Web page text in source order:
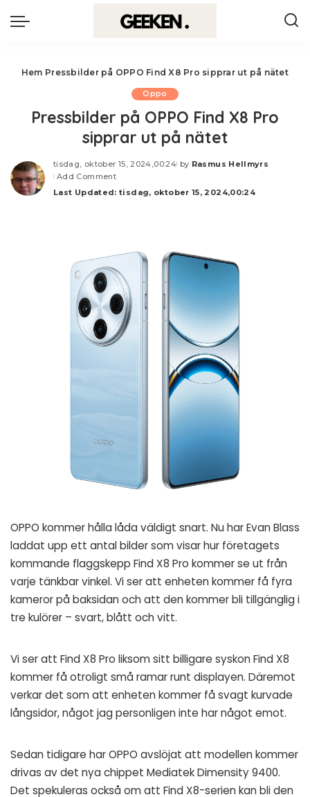
Hem Pressbilder på OPPO Find X8 Pro sipprar ut på nätet
Oppo
Pressbilder på OPPO Find X8 Pro
sipprar ut på nätet
tisdag, oktober 15, 2024,00:24
Posted
by Rasmus Hellmyrs
Add Comment
Last Updated: tisdag, oktober 15, 2024,00:24
OPPO kommer hålla låda väldigt snart. Nu har Evan Blass
laddat upp ett antal bilder som visar hur företagets
kommande flaggskepp Find X8 Pro kommer se ut från
varje tänkbar vinkel. Vi ser att enheten kommer få fyra
kameror på baksidan och att den kommer bli tillgänglig i
tre kulörer – svart, blått och vitt.
Vi ser att Find X8 Pro liksom sitt billigare syskon Find X8
kommer få otroligt små ramar runt displayen. Däremot
verkar det som att enheten kommer få svagt kurvade
långsidor, något jag personligen inte har något emot.
Sedan tidigare har OPPO avslöjat att modellen kommer
drivas av det nya chippet Mediatek Dimensity 9400.
Det spekuleras också om att Find X8-serien kan bli den